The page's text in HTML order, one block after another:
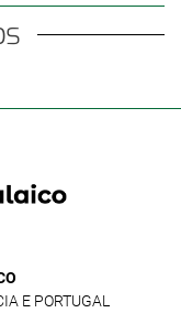
E PORTUGAL